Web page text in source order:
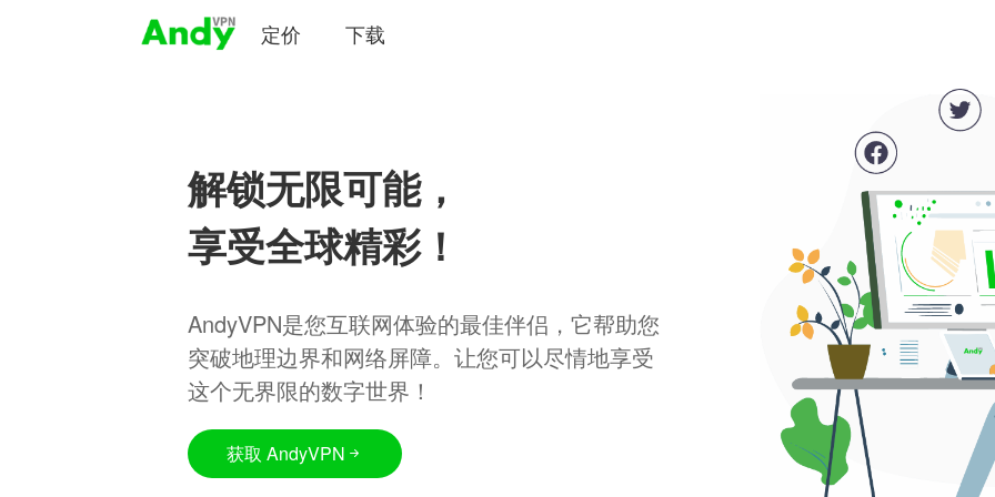
定价 下载
解锁无限可能，
享受全球精彩！
AndyVPN是您互联网体验的最佳伴侣，它帮助您
突破地理边界和网络屏障。让您可以尽情地享受
这个无界限的数字世界！
获取 AndyVPN